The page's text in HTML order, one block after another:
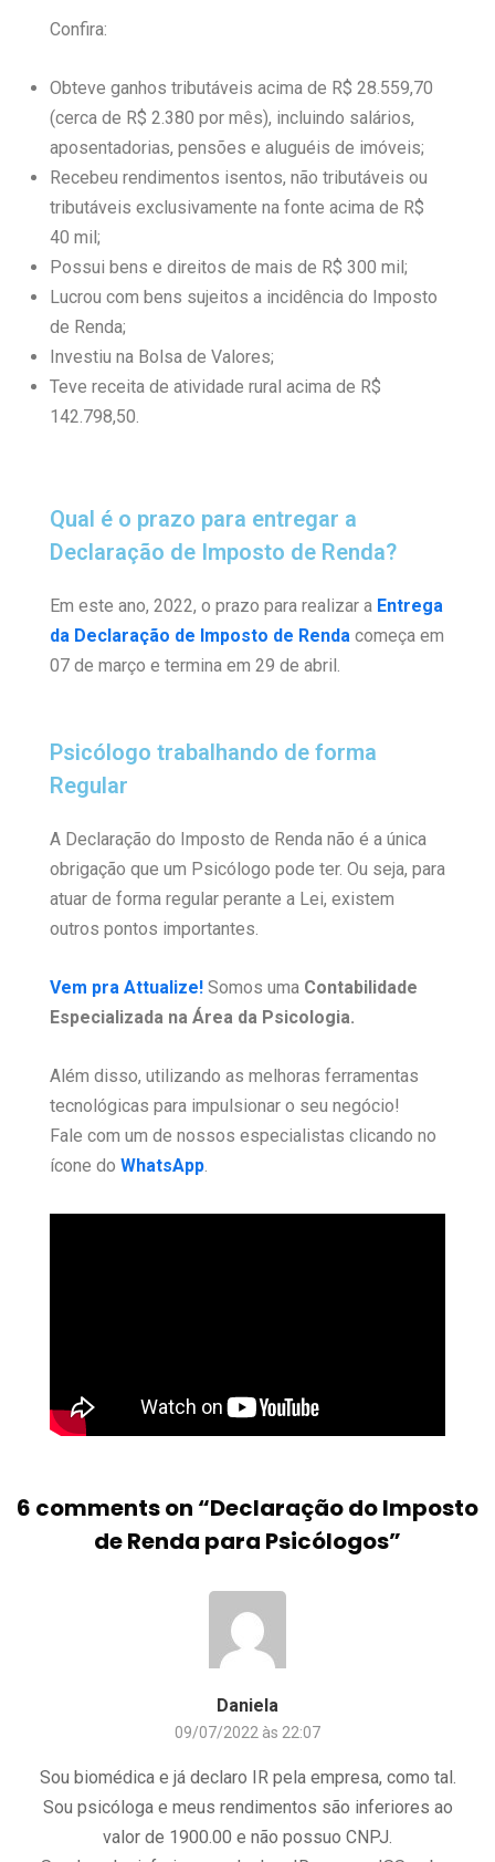
Confira:
Obteve ganhos tributáveis acima de R$ 28.559,70
(cerca de R$ 2.380 por mês), incluindo salários,
aposentadorias, pensões e aluguéis de imóveis;
Recebeu rendimentos isentos, não tributáveis ou
tributáveis exclusivamente na fonte acima de R$
40 mil;
Possui bens e direitos de mais de R$ 300 mil;
Lucrou com bens sujeitos a incidência do Imposto
de Renda;
Investiu na Bolsa de Valores;
Teve receita de atividade rural acima de R$
142.798,50.
Qual é o prazo para entregar a
Declaração de Imposto de Renda?
Em este ano, 2022, o prazo para realizar a Entrega
da Declaração de Imposto de Renda começa em
07 de março e termina em 29 de abril.
Psicólogo trabalhando de forma
Regular
A Declaração do Imposto de Renda não é a única
obrigação que um Psicólogo pode ter. Ou seja, para
atuar de forma regular perante a Lei, existem
outros pontos importantes.
Vem pra Attualize! Somos uma Contabilidade
Especializada na Área da Psicologia.
Além disso, utilizando as melhoras ferramentas
tecnológicas para impulsionar o seu negócio!
Fale com um de nossos especialistas clicando no
ícone do WhatsApp.
6 comments on “Declaração do Imposto
de Renda para Psicólogos”
Daniela
09/07/2022 às 22:07
Sou biomédica e já declaro IR pela empresa, como tal.
Sou psicóloga e meus rendimentos são inferiores ao
valor de 1900.00 e não possuo CNPJ.